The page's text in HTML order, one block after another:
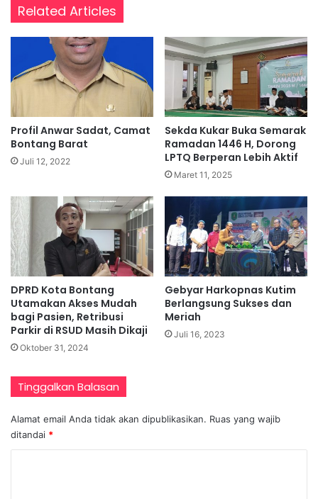
Related Articles
Profil Anwar Sadat, Camat
Bontang Barat
Juli 12, 2022
Sekda Kukar Buka Semarak
Ramadan 1446 H, Dorong
LPTQ Berperan Lebih Aktif
Maret 11, 2025
DPRD Kota Bontang
Utamakan Akses Mudah
bagi Pasien, Retribusi
Parkir di RSUD Masih Dikaji
Oktober 31, 2024
Gebyar Harkopnas Kutim
Berlangsung Sukses dan
Meriah
Juli 16, 2023
Tinggalkan Balasan
Alamat email Anda tidak akan dipublikasikan. Ruas yang wajib
ditandai *